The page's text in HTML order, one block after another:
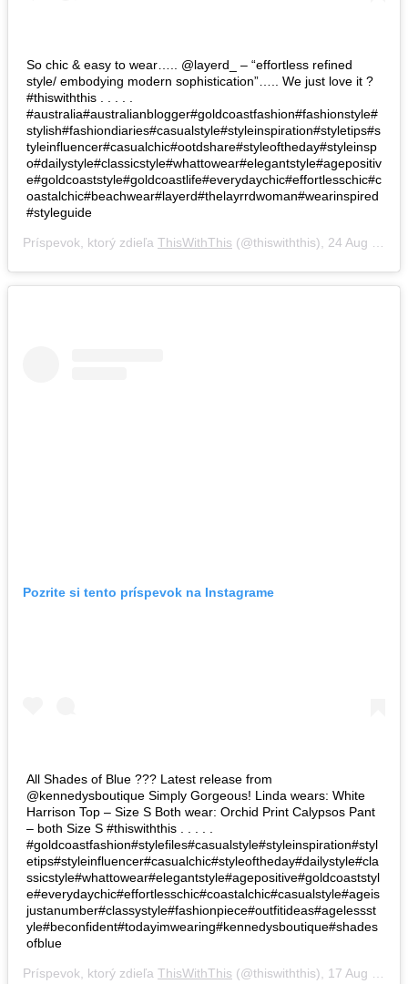
So chic & easy to wear….. @layerd_ – “effortless refined
style/ embodying modern sophistication”….. We just love it ?
#thiswiththis . . . . .
#australia#australianblogger#goldcoastfashion#fashionstyle#
stylish#fashiondiaries#casualstyle#styleinspiration#styletips#s
tyleinfluencer#casualchic#ootdshare#styleoftheday#styleinsp
o#dailystyle#classicstyle#whattowear#elegantstyle#agepositiv
e#goldcoaststyle#goldcoastlife#everydaychic#effortlesschic#c
oastalchic#beachwear#layerd#thelayrrdwoman#wearinspired
#styleguide
Príspevok, ktorý zdieľa ThisWithThis (@thiswiththis), 24 Aug 2018 o 12:27 PDT
Pozrite si tento príspevok na Instagrame
All Shades of Blue ??? Latest release from
@kennedysboutique Simply Gorgeous! Linda wears: White
Harrison Top – Size S Both wear: Orchid Print Calypsos Pant
– both Size S #thiswiththis . . . . .
#goldcoastfashion#stylefiles#casualstyle#styleinspiration#styl
etips#styleinfluencer#casualchic#styleoftheday#dailystyle#cla
ssicstyle#whattowear#elegantstyle#agepositive#goldcoaststyl
e#everydaychic#effortlesschic#coastalchic#casualstyle#ageis
justanumber#classystyle#fashionpiece#outfitideas#agelessst
yle#beconfident#todayimwearing#kennedysboutique#shades
ofblue
Príspevok, ktorý zdieľa ThisWithThis (@thiswiththis), 17 Aug 2018 o 2:17 PDT